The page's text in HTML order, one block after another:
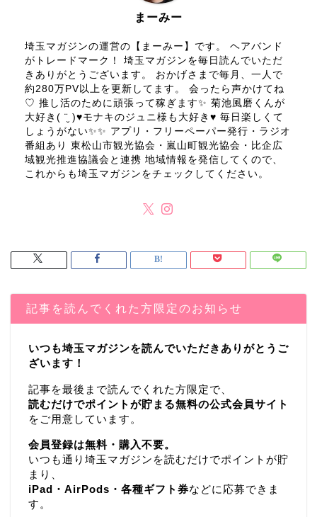
まーみー
埼玉マガジンの運営の【まーみー】です。 ヘアバンド
がトレードマーク！ 埼玉マガジンを毎日読んでいただ
きありがとうございます。 おかげさまで毎月、一人で
約280万PV以上を更新してます。 会ったら声かけてね
♡ 推し活のために頑張って稼ぎます✨ 菊池風磨くんが
大好き( ¨̮ )♥モナキのジュニ様も大好き♥ 毎日楽しくて
しょうがない✨✨ アプリ・フリーペーパー発行・ラジオ
番組あり 東松山市観光協会・嵐山町観光協会・比企広
域観光推進協議会と連携 地域情報を発信してくので、
これからも埼玉マガジンをチェックしてください。
記事を読んでくれた方限定のお知らせ
いつも埼玉マガジンを読んでいただきありがとうご
ざいます！
記事を最後まで読んでくれた方限定で、
読むだけでポイントが貯まる無料の公式会員サイト
をご用意しています。
会員登録は無料・購入不要。
いつも通り埼玉マガジンを読むだけでポイントが貯
まり、
iPad・AirPods・各種ギフト券などに応募できま
す。